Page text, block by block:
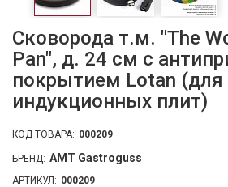
Сковорода т.м. "The
Pan", д. 24 см с
покрытием Lotan (для
индукционных плит)
КОД ТОВАРА: 000209
БРЕНД: AMT Gastroguss
АРТИКУЛ: 000209